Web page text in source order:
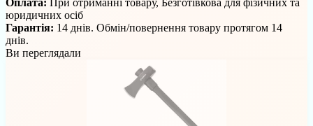
Оплата: При отриманні товару, Безготівкова для фізичних та
юридичних осіб
Гарантія: 14 днів. Обмін/повернення товару протягом 14
днів.
Ви переглядали